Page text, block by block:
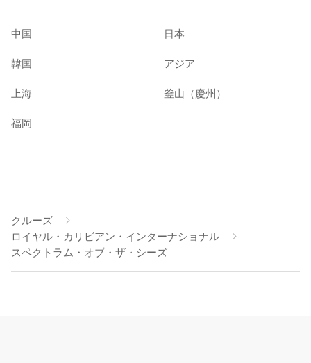
中国 日本
韓国 アジア
上海 釜山（慶州）
福岡
クルーズ
ロイヤル・カリビアン・インターナショナル
スペクトラム・オブ・ザ・シーズ